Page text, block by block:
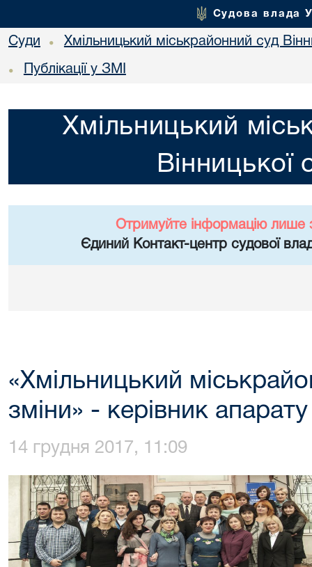
Судова влада
Суди • Хмільницький міськрайонний суд
• Публікації у ЗМІ
Хмільницький
Вінницької
Отримуйте інформацію лише
Єдиний Контакт-центр судової
«Хмільницький
зміни» - керівник
14 грудня 2017, 11:09